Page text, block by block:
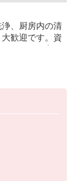
らしを支え
事づくりを支
、厨房内の清
歓迎です。資
しますのでご